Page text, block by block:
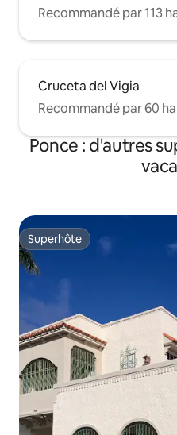
Recommandé par 113
Cruceta del Vigia
Recommandé par 60
Ponce : d'autres
Superhôte
Superhôte